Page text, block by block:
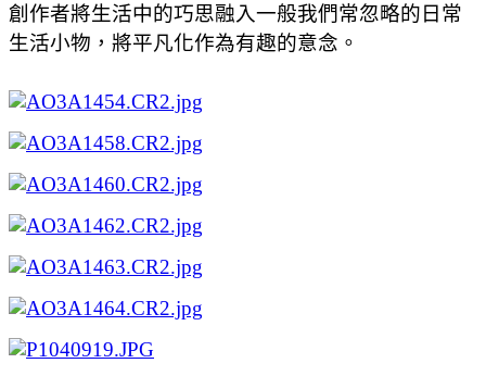
創作者將生活中的巧思融入一般我們常忽略的日常
生活小物，將平凡化作為有趣的意念。